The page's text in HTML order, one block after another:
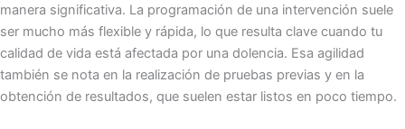
manera significativa. La programación de una intervención suele
ser mucho más flexible y rápida, lo que resulta clave cuando tu
calidad de vida está afectada por una dolencia. Esa agilidad
también se nota en la realización de pruebas previas y en la
obtención de resultados, que suelen estar listos en poco tiempo.